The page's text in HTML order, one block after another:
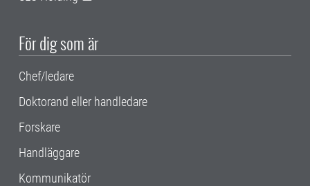
För dig som är
Chef/ledare
Doktorand eller handledare
Forskare
Handläggare
Kommunikatör